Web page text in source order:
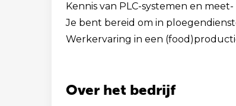
Kennis van PLC-systemen en
Je bent bereid om in
Werkervaring in een
Over het bedrijf